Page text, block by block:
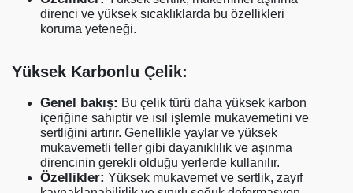
direnci ve yüksek sıcaklıklarda bu özellikleri
koruma yeteneği.
Yüksek Karbonlu Çelik:
Genel bakış: Bu çelik türü daha yüksek karbon
içeriğine sahiptir ve ısıl işlemle mukavemetini ve
sertliğini artırır. Genellikle yaylar ve yüksek
mukavemetli teller gibi dayanıklılık ve aşınma
direncinin gerekli olduğu yerlerde kullanılır.
Özellikler: Yüksek mukavemet ve sertlik, zayıf